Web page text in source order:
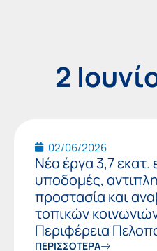
2
02/06/2026
Νέα έργα 3,7 εκατ.
υποδομές,
προστασία και
τοπικών
Περιφέρεια
ΠΕΡΙΣΣΟΤΕΡΑ